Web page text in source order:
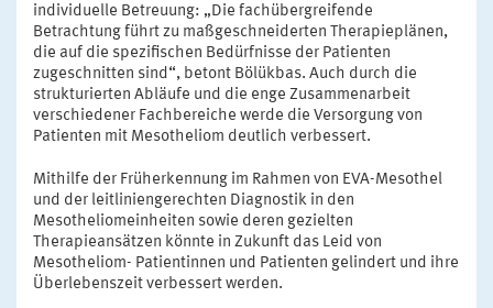
individuelle Betreuung: „Die fachübergreifende
Betrachtung führt zu maßgeschneiderten Therapieplänen,
die auf die spezifischen Bedürfnisse der Patienten
zugeschnitten sind“, betont Bölükbas. Auch durch die
strukturierten Abläufe und die enge Zusammenarbeit
verschiedener Fachbereiche werde die Versorgung von
Patienten mit Mesotheliom deutlich verbessert.
Mithilfe der Früherkennung im Rahmen von EVA-Mesothel
und der leitliniengerechten Diagnostik in den
Mesotheliomeinheiten sowie deren gezielten
Therapieansätzen könnte in Zukunft das Leid von
Mesotheliom- Patientinnen und Patienten gelindert und ihre
Überlebenszeit verbessert werden.